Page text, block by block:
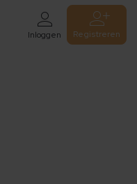
Inloggen Registreren